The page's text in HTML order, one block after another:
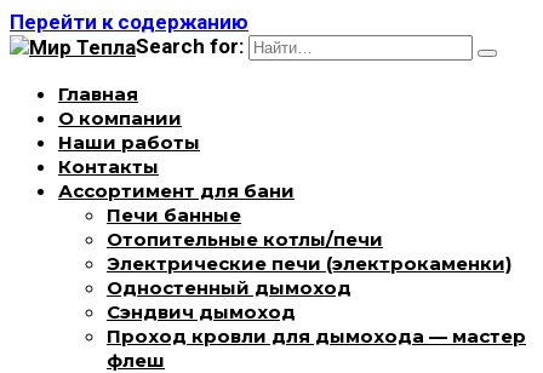
Перейти к содержанию
Search for:
Главная
О компании
Наши работы
Контакты
Ассортимент для бани
Печи банные
Отопительные котлы/печи
Электрические печи (электрокаменки)
Одностенный дымоход
Сэндвич дымоход
Проход кровли для дымохода — мастер
флеш